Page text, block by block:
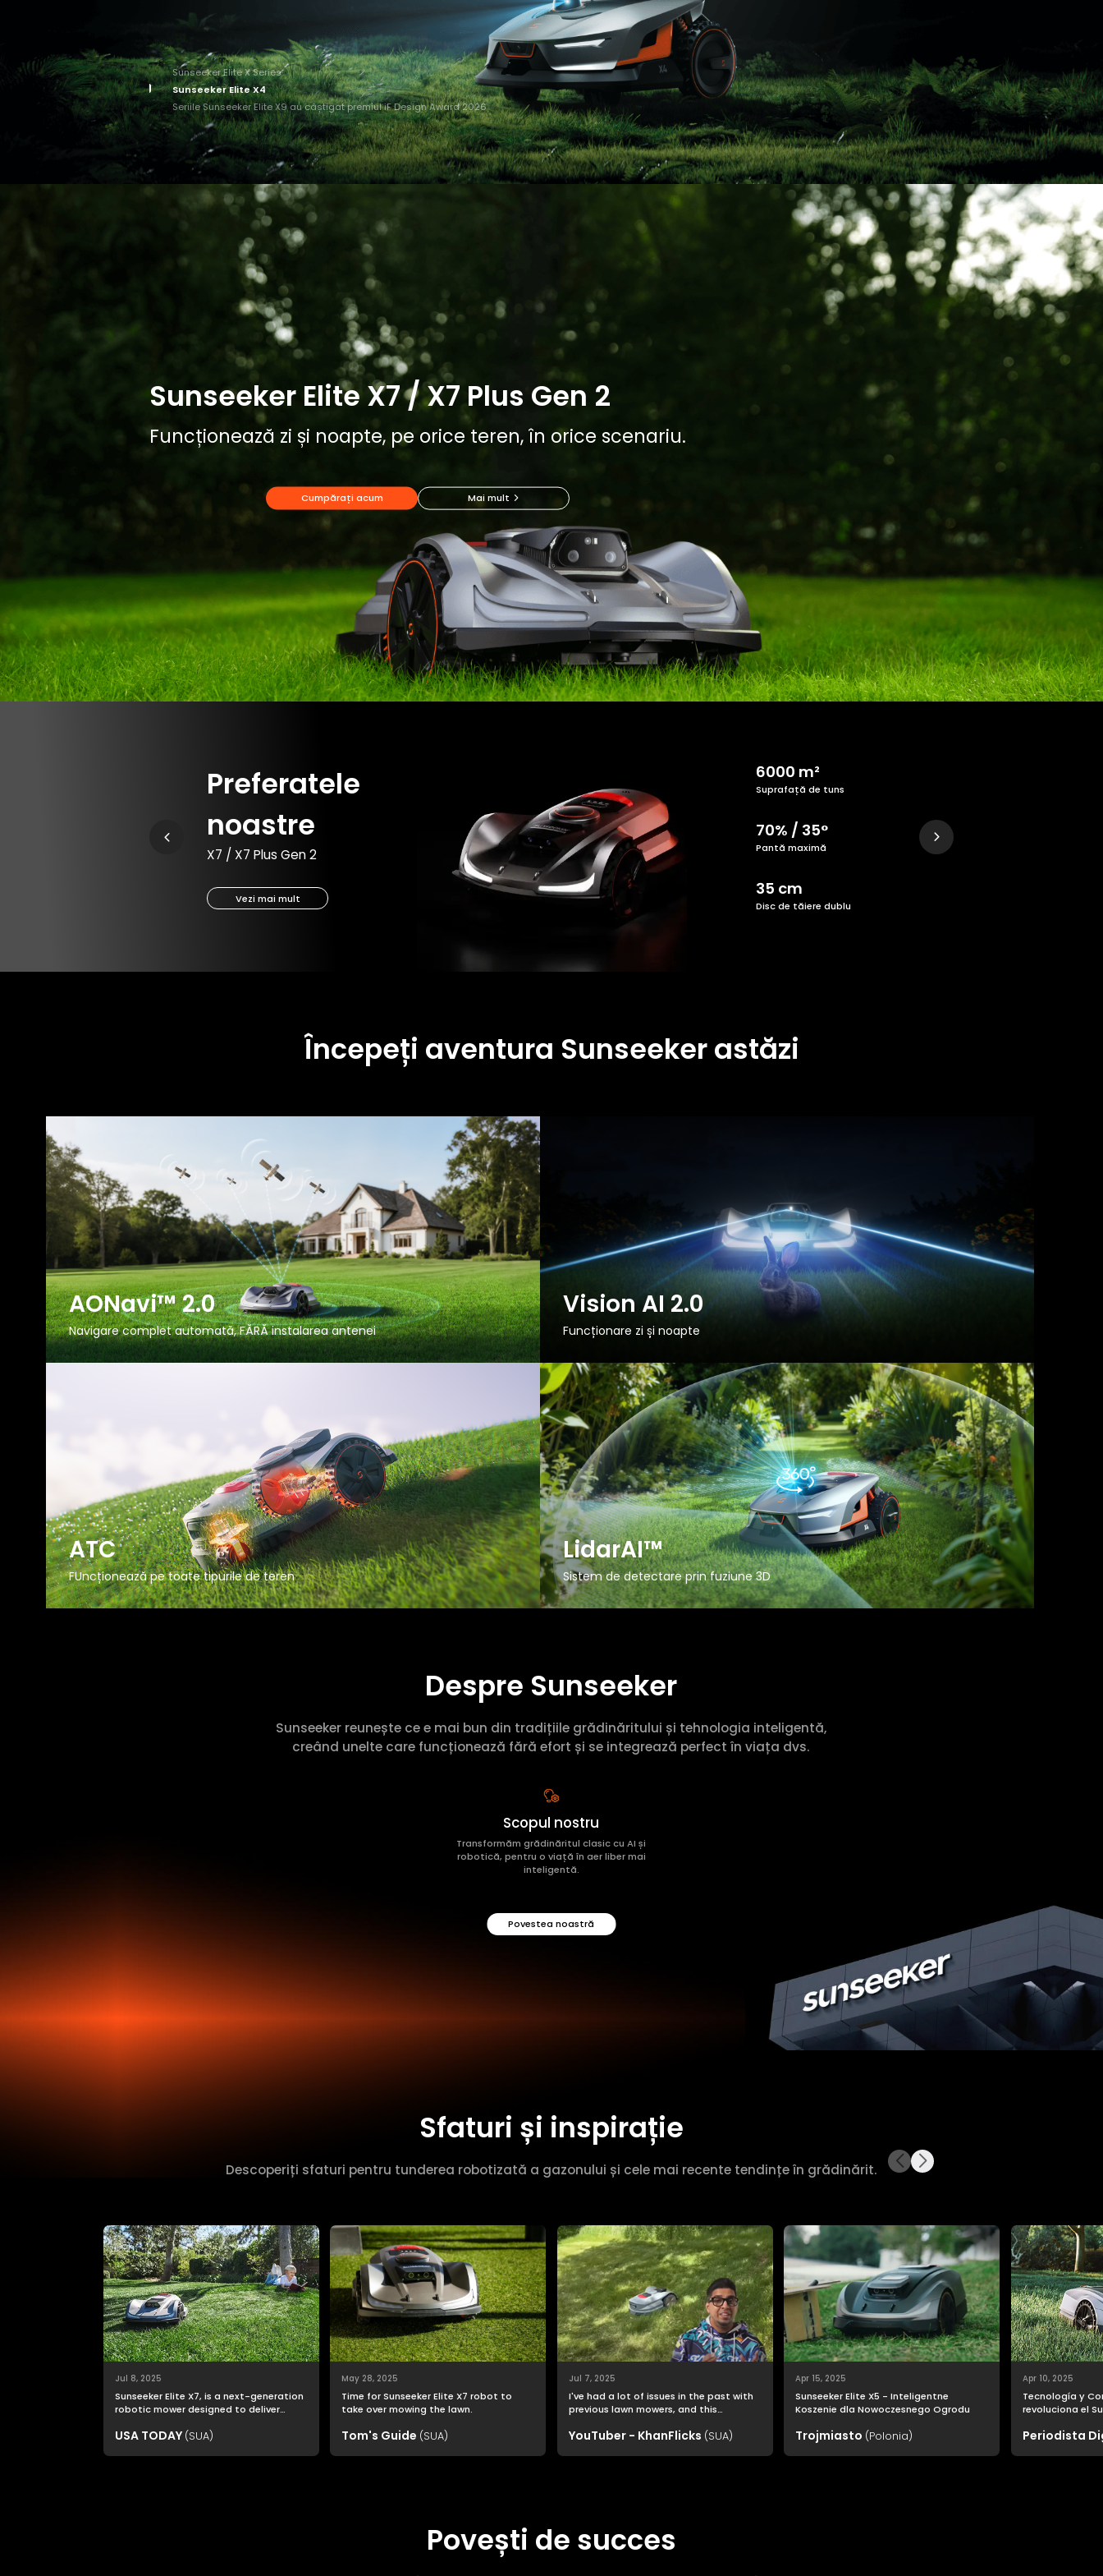
Sunseeker Elite X Series
Sunseeker Elite X4
Seriile Sunseeker Elite X9 au câștigat premiul iF Design Award 2026
Sunseeker Elite X7 / X7 Plus Gen 2
Funcționează zi și noapte, pe orice teren, în orice scenariu.
Cumpărați acum Mai mult
Preferatele
noastre
X7 / X7 Plus Gen 2
Vezi mai mult
6000 m²
Suprafață de tuns
70% / 35°
Pantă maximă
35 cm
Disc de tăiere dublu
Începeți aventura Sunseeker astăzi
AONavi™ 2.0
Navigare complet automată, FĂRĂ instalarea antenei
Vision AI 2.0
Funcționare zi și noapte
ATC
FUncționează pe toate tipurile de teren
LidarAI™
Sistem de detectare prin fuziune 3D
Despre Sunseeker
Sunseeker reunește ce e mai bun din tradițiile grădinăritului și tehnologia inteligentă,
creând unelte care funcționează fără efort și se integrează perfect în viața dvs.
Scopul nostru
Transformăm grădinăritul clasic cu AI și
robotică, pentru o viață în aer liber mai
inteligentă.
Povestea noastră
Sfaturi și inspirație
Descoperiți sfaturi pentru tunderea robotizată a gazonului și cele mai recente tendințe în grădinărit.
Jul 8, 2025
Sunseeker Elite X7, is a next-generation
robotic mower designed to deliver
USA TODAY (SUA)
May 28, 2025
Time for Sunseeker Elite X7 robot to
take over mowing the lawn.
Tom's Guide (SUA)
Jul 7, 2025
I've had a lot of issues in the past with
previous lawn mowers, and this
setup than I imagined.
YouTuber - KhanFlicks (SUA)
Apr 15, 2025
Sunseeker Elite X5 - Inteligentne
Koszenie dla Nowoczesnego Ogrodu
Trojmiasto (Polonia)
Apr 10, 2025
Tecnología y
revoluciona el
Periodista
Povești de succes